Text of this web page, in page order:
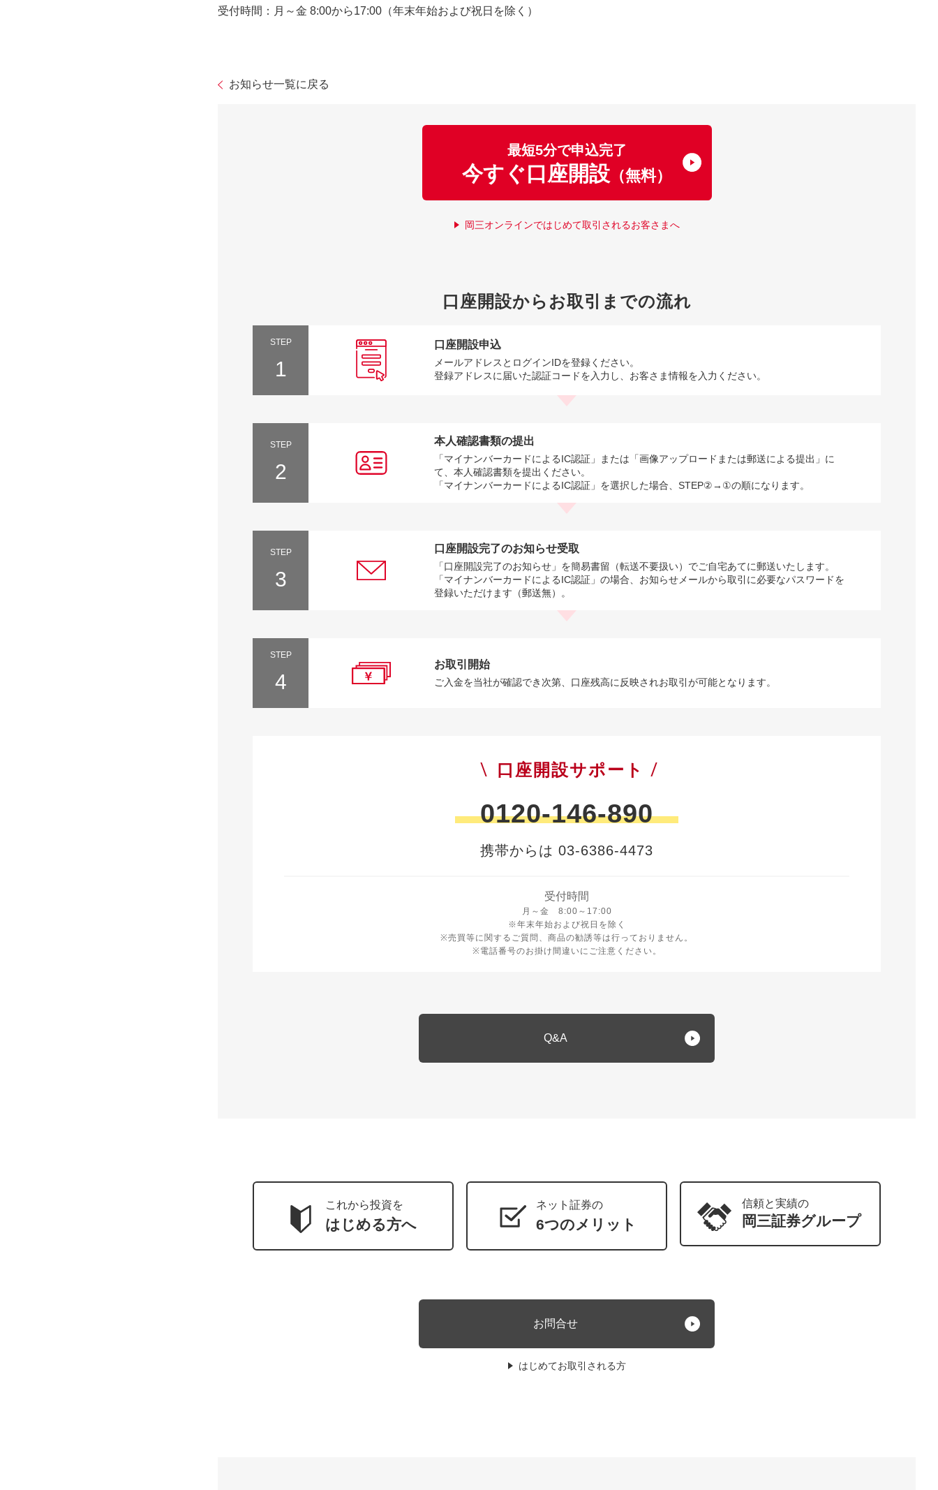
受付時間：月～金 8:00から17:00（年末年始および祝日を除く）
お知らせ一覧に戻る
最短5分で申込完了
今すぐ口座開設 （無料）
岡三オンラインではじめて取引されるお客さまへ
口座開設からお取引までの流れ
STEP
1
口座開設申込
メールアドレスとログインIDを登録ください。
登録アドレスに届いた認証コードを入力し、お客さま情報を入力ください。
STEP
2
本人確認書類の提出
「マイナンバーカードによるIC認証」または「画像アップロードまたは郵送による提出」に
て、本人確認書類を提出ください。
「マイナンバーカードによるIC認証」を選択した場合、STEP②→①の順になります。
STEP
3
口座開設完了のお知らせ受取
「口座開設完了のお知らせ」を簡易書留（転送不要扱い）でご自宅あてに郵送いたします。
「マイナンバーカードによるIC認証」の場合、お知らせメールから取引に必要なパスワードを
登録いただけます（郵送無）。
STEP
4
お取引開始
ご入金を当社が確認でき次第、口座残高に反映されお取引が可能となります。
口座開設サポート
0120-146-890
携帯からは 03-6386-4473
受付時間
月～金 8:00～17:00
月曜日から金曜日 8時から17時
※年末年始および祝日を除く
※売買等に関するご質問、商品の勧誘等は行っておりません。
※電話番号のお掛け間違いにご注意ください。
Q&A
これから投資を
はじめる方へ
ネット証券の
6つのメリット
信頼と実績の
岡三証券グループ
お問合せ
はじめてお取引される方